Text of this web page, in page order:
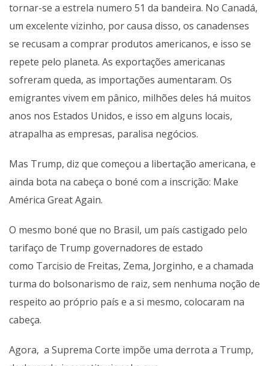
tornar-se a estrela numero 51 da bandeira. No Canadá,
um excelente vizinho, por causa disso, os canadenses
se recusam a comprar produtos americanos, e isso se
repete pelo planeta. As exportações americanas
sofreram queda, as importações aumentaram. Os
emigrantes vivem em pânico, milhões deles há muitos
anos nos Estados Unidos, e isso em alguns locais,
atrapalha as empresas, paralisa negócios.
Mas Trump, diz que começou a libertação americana, e
ainda bota na cabeça o boné com a inscrição: Make
América Great Again.
O mesmo boné que no Brasil, um país castigado pelo
tarifaço de Trump governadores de estado
como Tarcisio de Freitas, Zema, Jorginho, e a chamada
turma do bolsonarismo de raiz, sem nenhuma noção de
respeito ao próprio país e a si mesmo, colocaram na
cabeça.
Agora, a Suprema Corte impõe uma derrota a Trump,